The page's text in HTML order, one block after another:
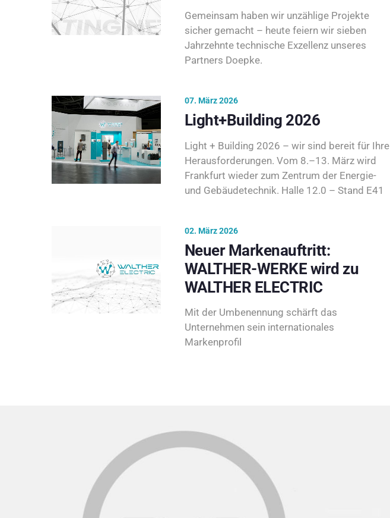
Gemeinsam haben wir unzählige Projekte
sicher gemacht – heute feiern wir sieben
Jahrzehnte technische Exzellenz unseres
Partners Doepke.
07. März 2026
Light+Building 2026
Light + Building 2026 – wir sind bereit für Ihre
Herausforderungen. Vom 8.–13. März wird
Frankfurt wieder zum Zentrum der Energie-
und Gebäudetechnik. Halle 12.0 – Stand E41
02. März 2026
Neuer Markenauftritt:
WALTHER-WERKE wird zu
WALTHER ELECTRIC
Mit der Umbenennung schärft das
Unternehmen sein internationales
Markenprofil